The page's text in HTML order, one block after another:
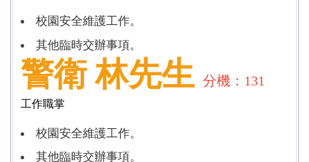
校園安全維護工作。
其他臨時交辦事項。
警衛林先生 分機：131
工作職掌
校園安全維護工作。
其他臨時交辦事項。